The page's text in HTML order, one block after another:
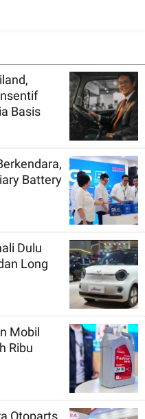
Basis
Battery
Dulu
Long
Mobil
Ribu
Otoparts